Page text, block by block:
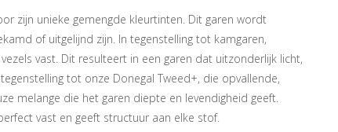
zijn unieke gemengde kleurtinten. Dit garen wordt
of uitgelijnd zijn. In tegenstelling tot kamgaren,
vast. Dit resulteert in een garen dat uitzonderlijk licht,
tot onze Donegal Tweed+, die opvallende,
melange die het garen diepte en levendigheid geeft.
vast en geeft structuur aan elke stof.